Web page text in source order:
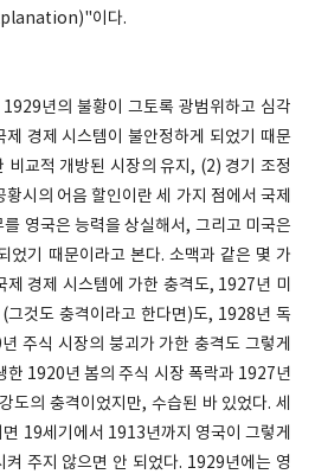
이다.
년의 불황이 그토록 광범위하고 심각
경제 시스템이 불안정하게 되었기 때문
비교적 개방된 시장의 유지, (2) 경기 조정
시의 어음 할인이란 세 가지 점에서 국제
영국은 능력을 상실해서, 그리고 미국은
었기 때문이라고 본다. 소맥과 같은 몇 가
경제 시스템에 가한 충격도, 1927년 미
그것도 충격이라고 한다면)도, 1928년 독
주식 시장의 붕괴가 가한 충격도 그렇게
한 1920년 봄의 주식 시장 폭락과 1927년
도의 충격이었지만, 수습된 바 있었다. 세
19세기에서 1913년까지 영국이 그렇게
주지 않으면 안 되었다. 1929년에는 영